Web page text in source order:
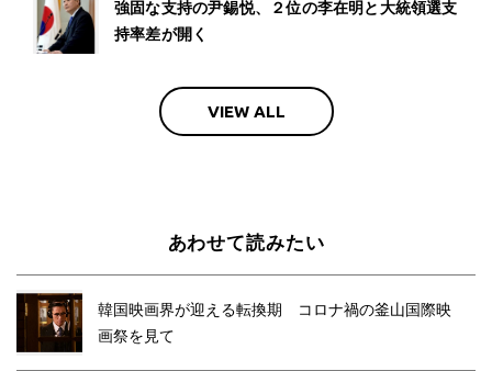
強固な支持の尹錫悦、２位の李在明と大統領選支
持率差が開く
VIEW ALL
あわせて読みたい
韓国映画界が迎える転換期 コロナ禍の釜山国際映
画祭を見て